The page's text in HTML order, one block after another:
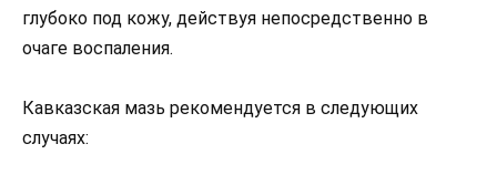
глубоко под кожу, действуя непосредственно в
очаге воспаления.
Кавказская мазь рекомендуется в следующих
случаях: